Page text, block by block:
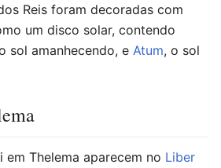
Reis foram decoradas com
um disco solar, contendo
sol amanhecendo, e Atum, o sol
em Thelema aparecem no Liber